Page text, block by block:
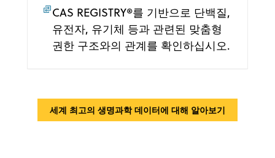
CAS REGISTRY®를 기반으로 단백질,
유전자, 유기체 등과 관련된 맞춤형
권한 구조와의 관계를 확인하십시오.
세계 최고의 생명과학 데이터에 대해 알아보기